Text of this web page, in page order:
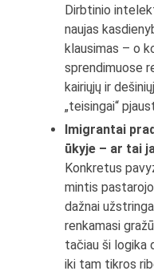
Dirbtinio
naujas
klausimas – o
sprendimuose
kairiųjų ir
„teisingai“
Imigrantai
ūkyje – ar tai
Konkretus
mintis
dažnai
renkamasi
tačiau ši logika
iki tam tikros